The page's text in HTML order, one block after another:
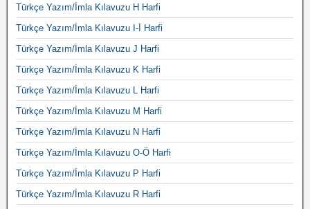
Türkçe Yazım/İmla Kılavuzu H Harfi
Türkçe Yazım/İmla Kılavuzu I-İ Harfi
Türkçe Yazım/İmla Kılavuzu J Harfi
Türkçe Yazım/İmla Kılavuzu K Harfi
Türkçe Yazım/İmla Kılavuzu L Harfi
Türkçe Yazım/İmla Kılavuzu M Harfi
Türkçe Yazım/İmla Kılavuzu N Harfi
Türkçe Yazım/İmla Kılavuzu O-Ö Harfi
Türkçe Yazım/İmla Kılavuzu P Harfi
Türkçe Yazım/İmla Kılavuzu R Harfi